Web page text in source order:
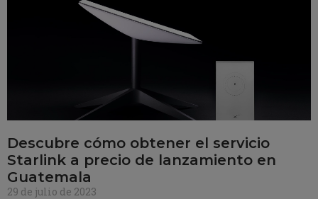
Descubre cómo obtener el servicio
Starlink a precio de lanzamiento en
Guatemala
29 de julio de 2023